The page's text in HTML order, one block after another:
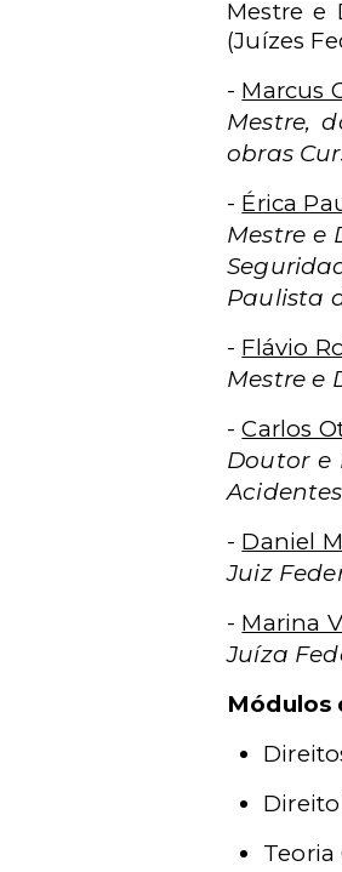
Mestre e
(Juízes
- Marcus
Mestre,
obras
- Érica
Mestre e
Paulista
- Flávio
Mestre e
-Carlos
Doutor e
- Daniel
Juiz
- Marina
Juíza
Módulos
Teoria